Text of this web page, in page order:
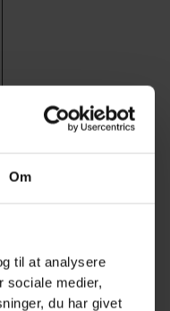
Om
til at analysere
sociale medier,
du har givet